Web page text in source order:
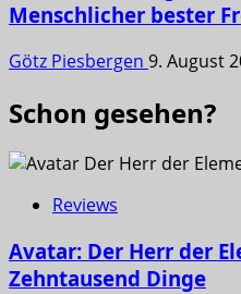
Menschlicher bester
Götz Piesbergen 9. August
Schon gesehen?
Reviews
Avatar: Der Herr der
Zehntausend Dinge